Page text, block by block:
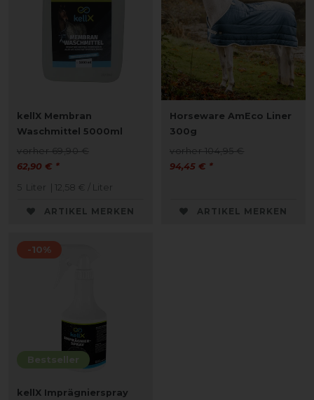
kellX Membran
Waschmittel 5000ml
vorher 69,90 €
62,90 € *
5 Liter | 12,58 € / Liter
ARTIKEL MERKEN
Horseware AmEco Liner
300g
vorher 104,95 €
94,45 € *
ARTIKEL MERKEN
Bestseller
-10%
kellX Imprägnierspray